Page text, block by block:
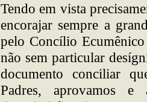
Tendo em vista
encorajar sempre a
pelo Concílio
não sem particular
documento conciliar
Padres, aprovamos